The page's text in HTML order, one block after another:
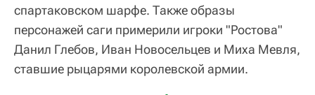
спартаковском шарфе. Также образы
персонажей саги примерили игроки "Ростова"
Данил Глебов, Иван Новосельцев и Миха Мевля,
ставшие рыцарями королевской армии.